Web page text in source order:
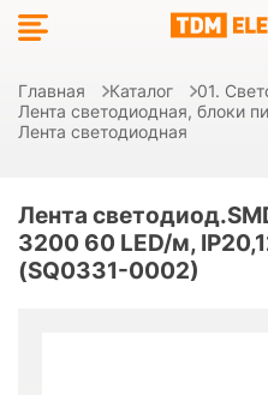
Главная Каталог
01.
Лента светодиодная, блоки
Лента светодиодная
Лента
3200 60 LED/м,
(SQ0331-0002)